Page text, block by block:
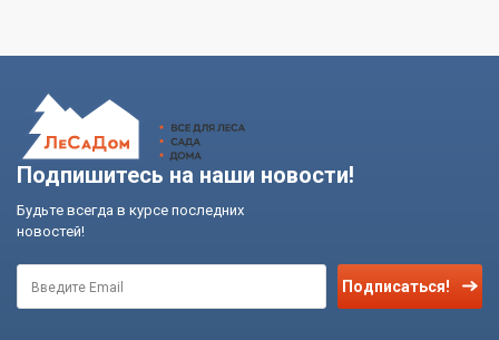
Подпишитесь на наши новости!
Будьте всегда в курсе последних
новостей!
Подписаться!